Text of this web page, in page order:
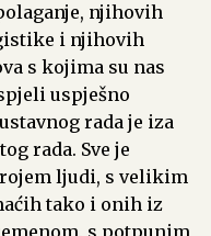
njihovih
i njihovih
s kojima su nas
uspješno
rada je iza
rada. Sve je
ljudi, s velikim
tako i onih iz